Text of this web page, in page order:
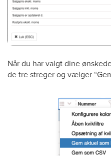
Når du har valgt dine
de tre streger og vælger